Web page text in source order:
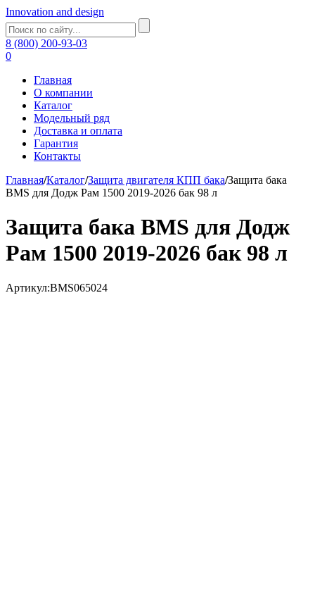
Innovation and design
8 (800) 200-93-03
0
Главная
О компании
Каталог
Модельный ряд
Доставка и оплата
Гарантия
Контакты
Главная/Каталог/Защита двигателя КПП бака/Защита бака
BMS для Додж Рам 1500 2019-2026 бак 98 л
Защита бака BMS для Додж
Рам 1500 2019-2026 бак 98 л
Артикул:BMS065024